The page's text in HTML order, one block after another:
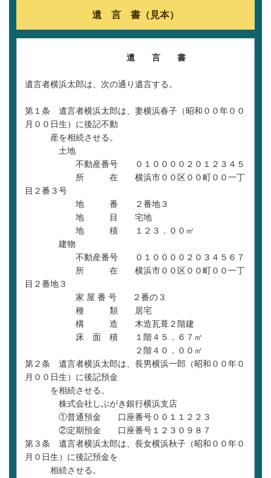
遺 言 書（見本）
遺 言 書
遺言者横浜太郎は、次の通り遺言する。
第１条 遺言者横浜太郎は、妻横浜春子（昭和００年００
月００日生）に後記不動
産を相続させる。
土地
不動産番号 ０１００００２０１２３４５
所 在 横浜市００区００町００一丁
目２番３号
地 番 ２番地３
地 目 宅地
地 積 １２３．００㎡
建物
不動産番号 ０１００００２０３４５６７
所 在 横浜市００区００町００一丁
目２番地３
家 屋 番 号 ２番の３
種 類 居宅
構 造 木造瓦葺２階建
床 面 積 １階４５．６７㎡
２階４０．００㎡
第２条 遺言者横浜太郎は、長男横浜一郎（昭和００年０
月００日生）に後記預金
を相続させる。
株式会社しぶがき銀行横浜支店
①普通預金 口座番号００１１２２３
②定期預金 口座番号１２３０９８７
第３条 遺言者横浜太郎は、長女横浜秋子（昭和００年０
月０日生）に後記預金を
相続させる。